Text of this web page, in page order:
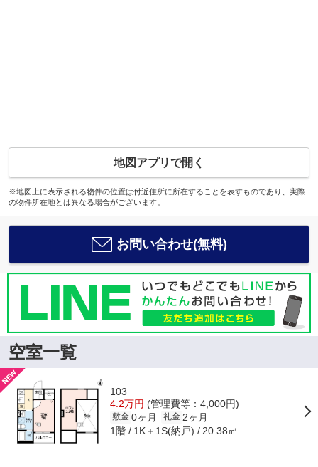
地図アプリで開く
※地図上に表示される物件の位置は付近住所に所在することを表すものであり、実際
の物件所在地とは異なる場合がございます。
お問い合わせ(無料)
空室一覧
103
4.2万円 (管理費等：4,000円)
敷金 0ヶ月 礼金 2ヶ月
1階 1K＋1S(納戸) 20.38㎡